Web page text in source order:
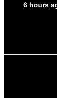
6 hours